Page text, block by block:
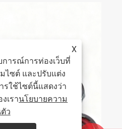
X
การณ์การท่องเว็บที่
ไซต์ และปรับแต่ง
ใช้ไซต์นี้แสดงว่า
เรานโยบายความ
ว